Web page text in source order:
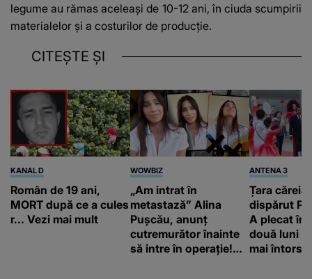
legume au rămas aceleași de 10-12 ani, în ciuda scumpirii
materialelor și a costurilor de producție.
CITEȘTE ȘI
KANAL D
Român de 19 ani,
MORT după ce a cules
r... Vezi mai mult
WOWBIZ
„Am intrat în
metastază” Alina
Pușcău, anunț
cutremurător înainte
să intre în operație!
ANTENA 3
Țara căreia
dispărut
A plecat în
două luni
mai întors